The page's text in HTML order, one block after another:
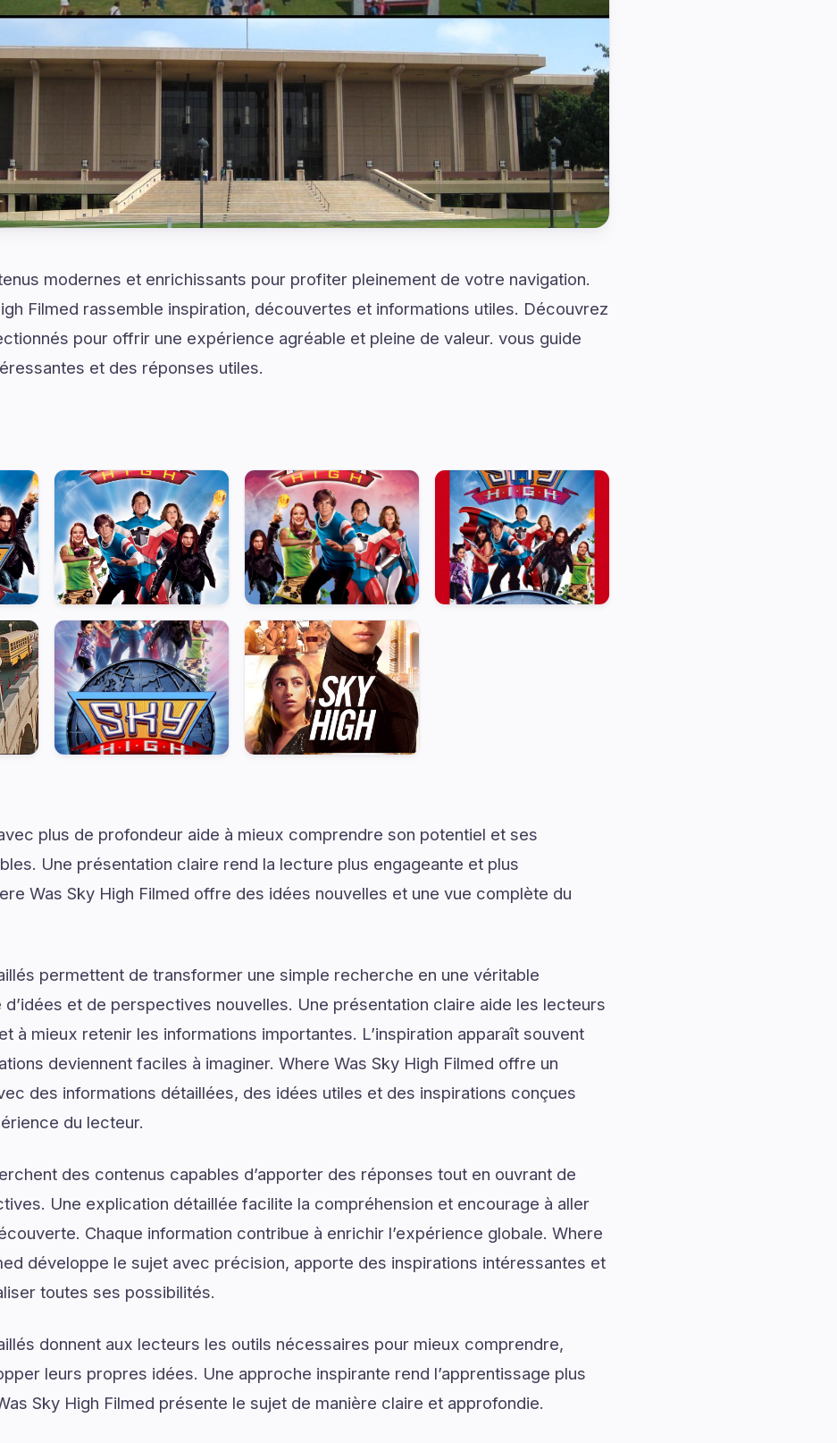
modernes et enrichissants pour profiter pleinement de votre navigation.
Filmed rassemble inspiration, découvertes et informations utiles. Découvrez
pour offrir une expérience agréable et pleine de valeur. vous guide
et des réponses utiles.
plus de profondeur aide à mieux comprendre son potentiel et ses
Une présentation claire rend la lecture plus engageante et plus
Was Sky High Filmed offre des idées nouvelles et une vue complète du
permettent de transformer une simple recherche en une véritable
et de perspectives nouvelles. Une présentation claire aide les lecteurs
à mieux retenir les informations importantes. L’inspiration apparaît souvent
deviennent faciles à imaginer. Where Was Sky High Filmed offre un
des informations détaillées, des idées utiles et des inspirations conçues
du lecteur.
des contenus capables d’apporter des réponses tout en ouvrant de
Une explication détaillée facilite la compréhension et encourage à aller
Chaque information contribue à enrichir l’expérience globale. Where
développe le sujet avec précision, apporte des inspirations intéressantes et
toutes ses possibilités.
donnent aux lecteurs les outils nécessaires pour mieux comprendre,
leurs propres idées. Une approche inspirante rend l’apprentissage plus
Sky High Filmed présente le sujet de manière claire et approfondie.